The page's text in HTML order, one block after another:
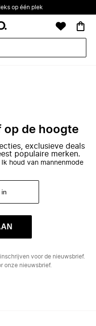
op één plek
op de hoogte
exclusieve deals
populaire merken.
Ik houd van mannenmode
voor de nieuwsbrief.
onze nieuwsbrief.